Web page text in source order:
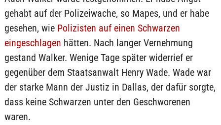
gehabt auf der Polizeiwache, so Mapes, und er habe
gesehen, wie Polizisten auf einen Schwarzen
eingeschlagen hätten. Nach langer Vernehmung
gestand Walker. Wenige Tage später widerrief er
gegenüber dem Staatsanwalt Henry Wade. Wade war
der starke Mann der Justiz in Dallas, der dafür sorgte,
dass keine Schwarzen unter den Geschworenen
waren.